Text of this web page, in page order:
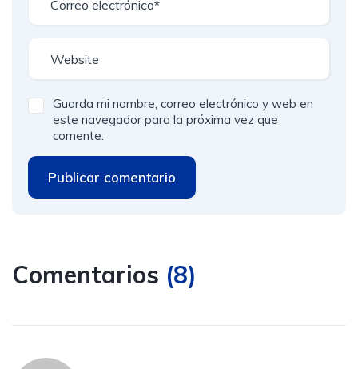
Guarda mi nombre, correo electrónico y web en
este navegador para la próxima vez que
comente.
Publicar comentario
Comentarios (8)